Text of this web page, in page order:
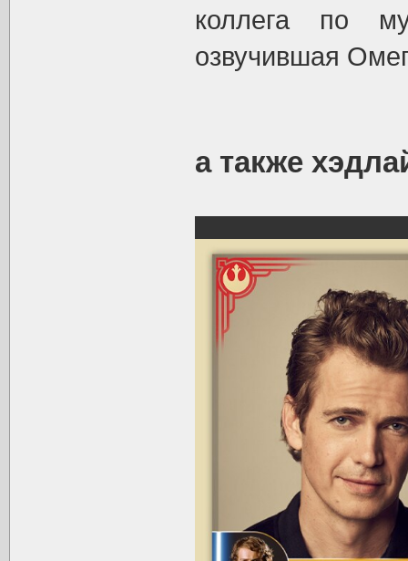
коллега по
озвучившая
а также